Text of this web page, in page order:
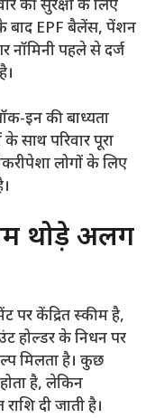
की सुरक्षा के लिए
के बाद EPF बैलेंस, पेंशन
नॉमिनी पहले से दर्ज
इन की बाध्यता
के साथ परिवार पूरा
लोगों के लिए
थोड़े अलग
पर केंद्रित स्कीम है,
होल्डर के निधन पर
मिलता है। कुछ
है, लेकिन
दी जाती है।